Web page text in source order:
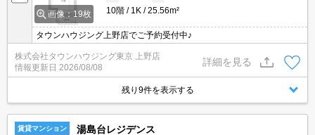
画像：19枚
10階
1K 25.56m²
タウンハウジング上野店でご予約受付中♪
株式会社タウンハウジング東京 上野店
情報更新日 2026/08/08
詳細を見る
残り9件を表示する
賃貸マンション 湯島台レジデンス